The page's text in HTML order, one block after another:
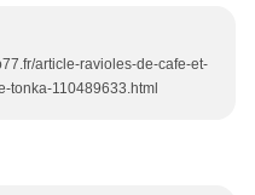
article-ravioles-de-cafe-et-
tonka-110489633.html